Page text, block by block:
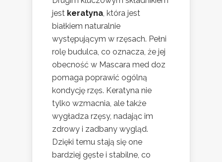
jest keratyna, która jest
białkiem naturalnie
występującym w rzęsach. Pełni
rolę budulca, co oznacza, że jej
obecność w Mascara med doz
pomaga poprawić ogólną
kondycję rzęs. Keratyna nie
tylko wzmacnia, ale także
wygładza rzęsy, nadając im
zdrowy i zadbany wygląd.
Dzięki temu stają się one
bardziej gęste i stabilne, co